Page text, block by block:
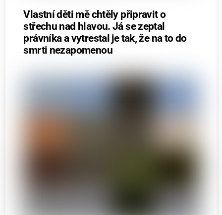
Vlastní děti mě chtěly připravit o
střechu nad hlavou. Já se zeptal
právníka a vytrestal je tak, že na to do
smrti nezapomenou